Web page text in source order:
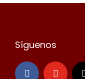
Síguenos